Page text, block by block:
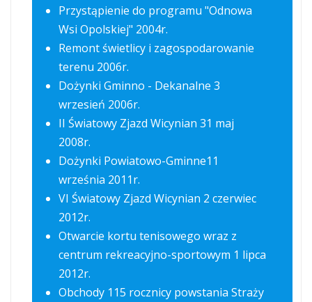
Przystąpienie do programu "Odnowa
Wsi Opolskiej" 2004r.
Remont świetlicy i zagospodarowanie
terenu 2006r.
Dożynki Gminno - Dekanalne 3
wrzesień 2006r.
II Światowy Zjazd Wicynian 31 maj
2008r.
Dożynki Powiatowo-Gminne11
września 2011r.
VI Światowy Zjazd Wicynian 2 czerwiec
2012r.
Otwarcie kortu tenisowego wraz z
centrum rekreacyjno-sportowym 1 lipca
2012r.
Obchody 115 rocznicy powstania Straży